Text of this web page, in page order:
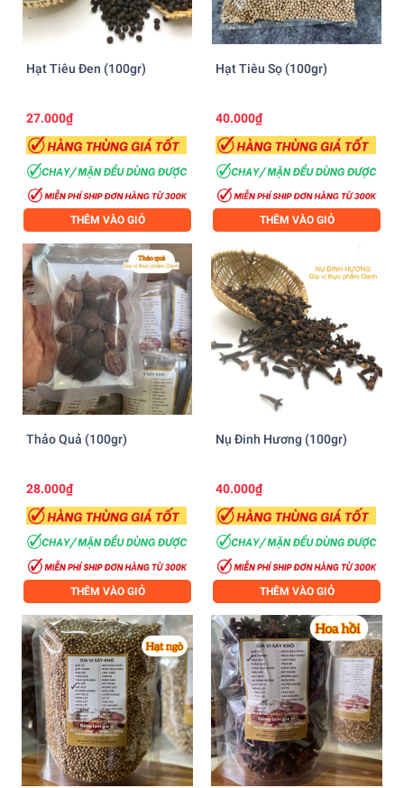
Hạt Tiêu Đen (100gr)
27.000₫
THÊM VÀO GIỎ
Hạt Tiêu Sọ (100gr)
40.000₫
THÊM VÀO GIỎ
Thảo Quả (100gr)
28.000₫
THÊM VÀO GIỎ
Nụ Đinh Hương (100gr)
40.000₫
THÊM VÀO GIỎ